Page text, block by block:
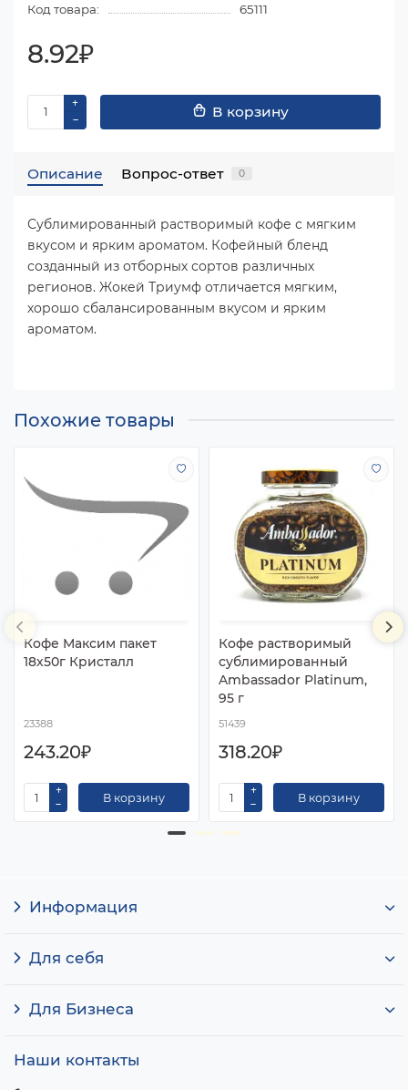
Код товара: 65111
8.92₽
В корзину
Описание Вопрос-ответ 0
Сублимированный растворимый кофе с мягким
вкусом и ярким ароматом. Кофейный бленд
созданный из отборных сортов различных
регионов. Жокей Триумф отличается мягким,
хорошо сбалансированным вкусом и ярким
ароматом.
Похожие товары
Кофе Максим пакет
18х50г Кристалл
23388
243.20₽
В корзину
Кофе растворимый
сублимированный
Ambassador Platinum,
95 г
51439
318.20₽
В корзину
Информация
Для себя
Для Бизнеса
Наши контакты